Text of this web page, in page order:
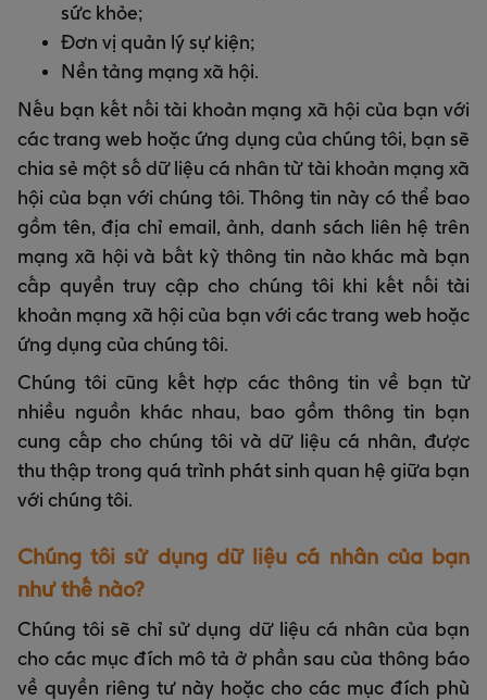
sức khỏe;
Đơn vị quản lý sự kiện;
Nền tảng mạng xã hội.
Nếu bạn kết nối tài khoản mạng xã hội của bạn với
các trang web hoặc ứng dụng của chúng tôi, bạn sẽ
chia sẻ một số dữ liệu cá nhân từ tài khoản mạng xã
hội của bạn với chúng tôi. Thông tin này có thể bao
gồm tên, địa chỉ email, ảnh, danh sách liên hệ trên
mạng xã hội và bất kỳ thông tin nào khác mà bạn
cấp quyền truy cập cho chúng tôi khi kết nối tài
khoản mạng xã hội của bạn với các trang web hoặc
ứng dụng của chúng tôi.
Chúng tôi cũng kết hợp các thông tin về bạn từ
nhiều nguồn khác nhau, bao gồm thông tin bạn
cung cấp cho chúng tôi và dữ liệu cá nhân, được
thu thập trong quá trình phát sinh quan hệ giữa bạn
với chúng tôi.
Chúng tôi sử dụng dữ liệu cá nhân của bạn
như thế nào?
Chúng tôi sẽ chỉ sử dụng dữ liệu cá nhân của bạn
cho các mục đích mô tả ở phần sau của thông báo
về quyền riêng tư này hoặc cho các mục đích phù